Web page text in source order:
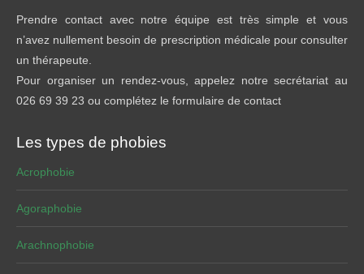
Prendre contact avec notre équipe est très simple et vous
n’avez nullement besoin de prescription médicale pour consulter
un thérapeute.
Pour organiser un rendez-vous, appelez notre secrétariat au
026 69 39 23 ou complétez le formulaire de contact
Les types de phobies
Acrophobie
Agoraphobie
Arachnophobie